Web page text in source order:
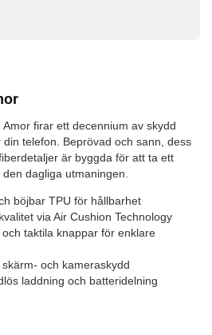
firar ett decennium av skydd
telefon. Beprövad och sann, dess
är byggda för att ta ett
dagliga utmaningen.
böjbar TPU för hållbarhet
via Air Cushion Technology
taktila knappar för enklare
och kameraskydd
laddning och batteridelning